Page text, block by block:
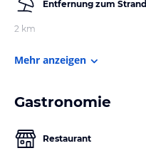
Entfernung zum Strand
2 km
Mehr anzeigen
Gastronomie
Restaurant